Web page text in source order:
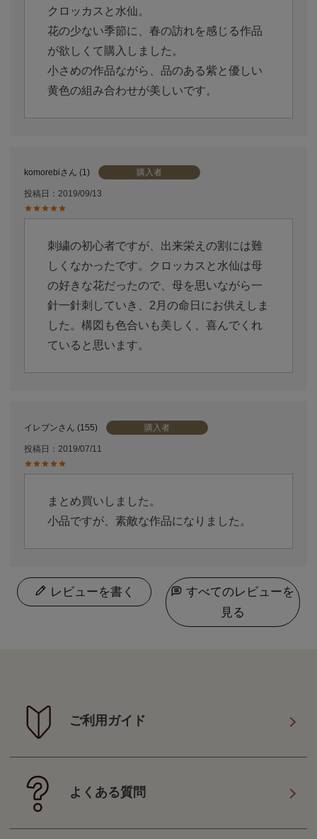
クロッカスと水仙。
花の少ない季節に、春の訪れを感じる作品
が欲しくて購入しました。
小さめの作品ながら、品のある紫と優しい
komorebi 1 購入者
投稿日 2019/09/13
刺繍の初心者ですが、出来栄えの割には難
しくなかったです。クロッカスと水仙は母
の好きな花だったので、母を思いながら一
針一針刺していき、2月の命日にお供えしま
した。構図も色合いも美しく、喜んでくれ
ていると思います。
イレブン 155 購入者
投稿日 2019/07/11
まとめ買いしました。
小品ですが、素敵な作品になりました。
すべてのレビューを
見る
レビューを書く
ご利用ガイド
よくある質問